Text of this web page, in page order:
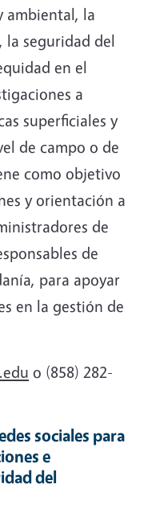
ambiental, la
la seguridad del
en el
a
superficiales y
de campo o de
como objetivo
y orientación a
de
de
para apoyar
en la gestión de
o (858) 282-
sociales para
e
del